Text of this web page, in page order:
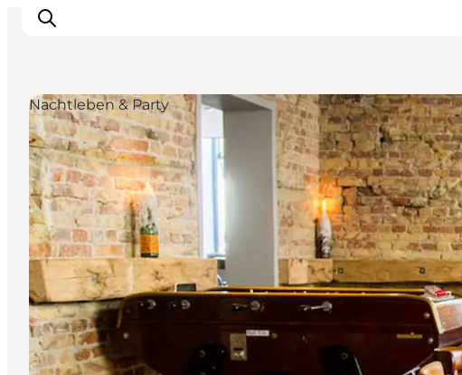
Aktivitäten
Essen und Trinken
Planen
Nachtleben & Party